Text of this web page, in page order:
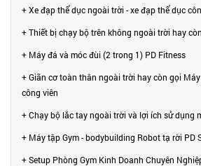
+ Xe đạp thể dục ngoài trời - xe đạp thể dục
+ Thiết bị chạy bộ trên không ngoài trời hay
+ Máy đá và móc đùi (2 trong 1) PD Fitness
+ Giãn cơ toàn thân ngoài trời hay còn gọi
công viên
+ Chạy bộ lắc tay ngoài trời và lợi ích sử dụng
+ Máy tập Gym - bodybuilding Robot tạ rời PD
+ Setup Phòng Gym Kinh Doanh Chuyên